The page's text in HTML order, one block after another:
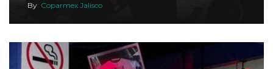
By Coparmex Jalisco